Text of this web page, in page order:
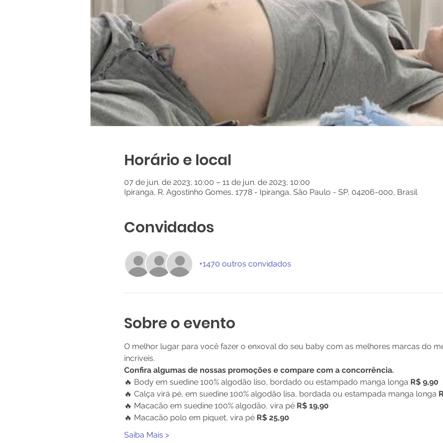
Horário e local
07 de jun. de 2023, 10:00 – 11 de jun. de 2023, 10:00
Ipiranga, R. Agostinho Gomes, 1778 - Ipiranga, São Paulo - SP, 04206-000, Brasil
Convidados
+1470 outros convidados
Sobre o evento
O melhor lugar para você fazer o enxoval do seu baby com as melhores marcas do
incriveis.
Confira algumas de nossas promoções e compare com a concorrência.
🔥 Body em suedine 100% algodão liso, bordado ou estampado manga longa R$ 9,90
🔥 Calça virá pé, em suedine 100% algodão lisa, bordada ou estampada manga longa
🔥 Macacão em suedine 100% algodão, vira pé R$ 19,90
🔥 Macacão polo em piquet, vira pé R$ 25,90
Saiba Mais >